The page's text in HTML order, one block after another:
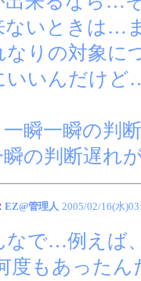
ないときは…
なりの対象に
いいんだけ
瞬一瞬の判
の判断遅れ
EZ@管理人 2005/02/16(水
なで…例えば
度もあったん